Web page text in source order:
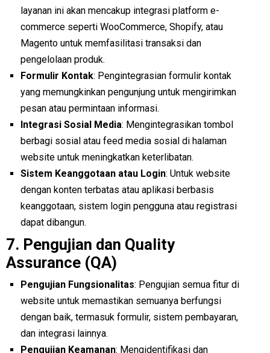
layanan ini akan mencakup integrasi platform e-
commerce seperti WooCommerce, Shopify, atau
Magento untuk memfasilitasi transaksi dan
pengelolaan produk.
Formulir Kontak: Pengintegrasian formulir kontak
yang memungkinkan pengunjung untuk mengirimkan
pesan atau permintaan informasi.
Integrasi Sosial Media: Mengintegrasikan tombol
berbagi sosial atau feed media sosial di halaman
website untuk meningkatkan keterlibatan.
Sistem Keanggotaan atau Login: Untuk website
dengan konten terbatas atau aplikasi berbasis
keanggotaan, sistem login pengguna atau registrasi
dapat dibangun.
7. Pengujian dan Quality
Assurance (QA)
Pengujian Fungsionalitas: Pengujian semua fitur di
website untuk memastikan semuanya berfungsi
dengan baik, termasuk formulir, sistem pembayaran,
dan integrasi lainnya.
Pengujian Keamanan: Mengidentifikasi dan